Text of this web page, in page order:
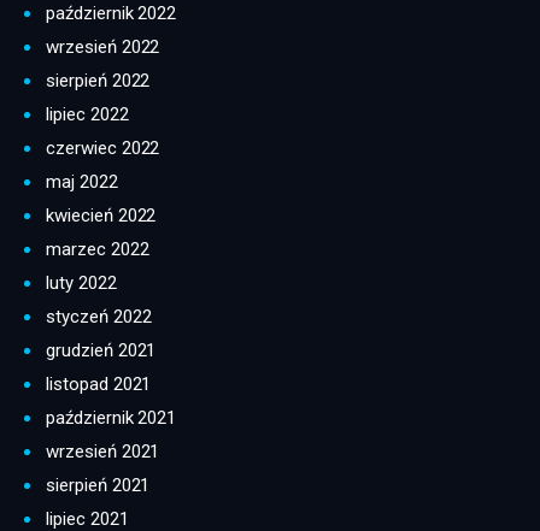
październik 2022
wrzesień 2022
sierpień 2022
lipiec 2022
czerwiec 2022
maj 2022
kwiecień 2022
marzec 2022
luty 2022
styczeń 2022
grudzień 2021
listopad 2021
październik 2021
wrzesień 2021
sierpień 2021
lipiec 2021